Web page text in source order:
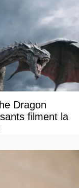
Dragon
filment la